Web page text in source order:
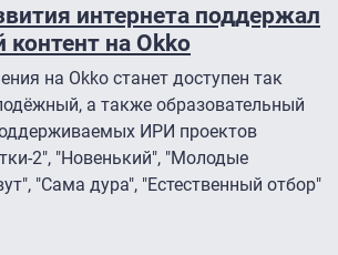
интернета поддержал
на Оkkо
на Okko станет доступен так
а также образовательный
ИРИ проектов
2", "Новенький", "Молодые
"Сама дура", "Естественный отбор"